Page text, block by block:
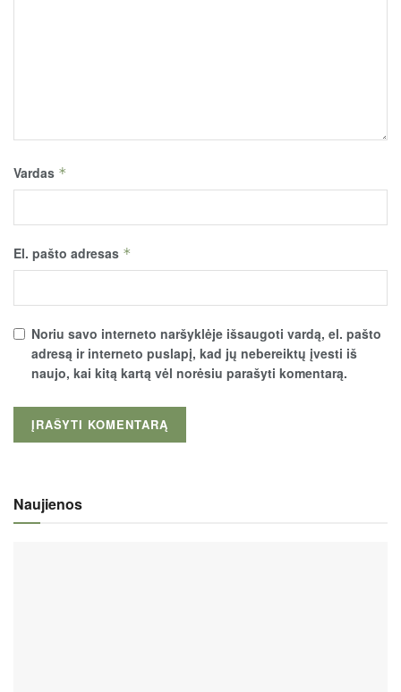
Vardas *
El. pašto adresas *
Noriu savo interneto naršyklėje išsaugoti vardą, el. pašto
adresą ir interneto puslapį, kad jų nebereiktų įvesti iš
naujo, kai kitą kartą vėl norėsiu parašyti komentarą.
Naujienos